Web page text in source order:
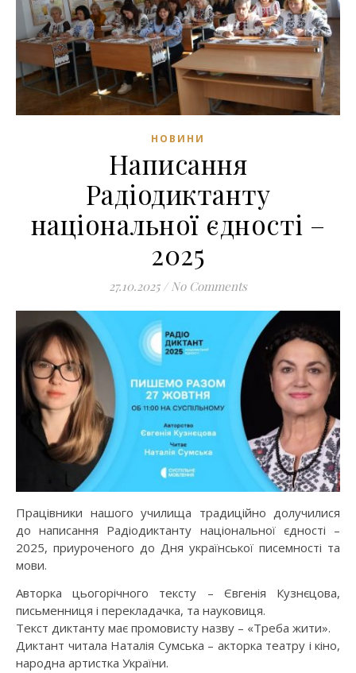
НОВИНИ
Написання
Радіодиктанту
національної єдності –
2025
27.10.2025 / No Comments
Працівники нашого училища традиційно долучилися
до написання Радіодиктанту національної єдності –
2025, приуроченого до Дня української писемності та
мови.
Авторка цьогорічного тексту – Євгенія Кузнєцова,
письменниця і перекладачка, та науковиця.
Текст диктанту має промовисту назву – «Треба жити».
Диктант читала Наталія Сумська – акторка театру і кіно,
народна артистка України.